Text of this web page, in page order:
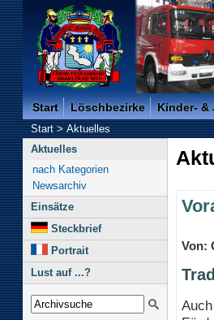
Freiwillige Feuerwehr der
Start Löschbezirke Kinder- &
Start>Aktuelles
Aktuelles
nach Kategorien
Newsarchiv
Einsätze
Steckbrief
Portrait
Lust auf ...?
Von: